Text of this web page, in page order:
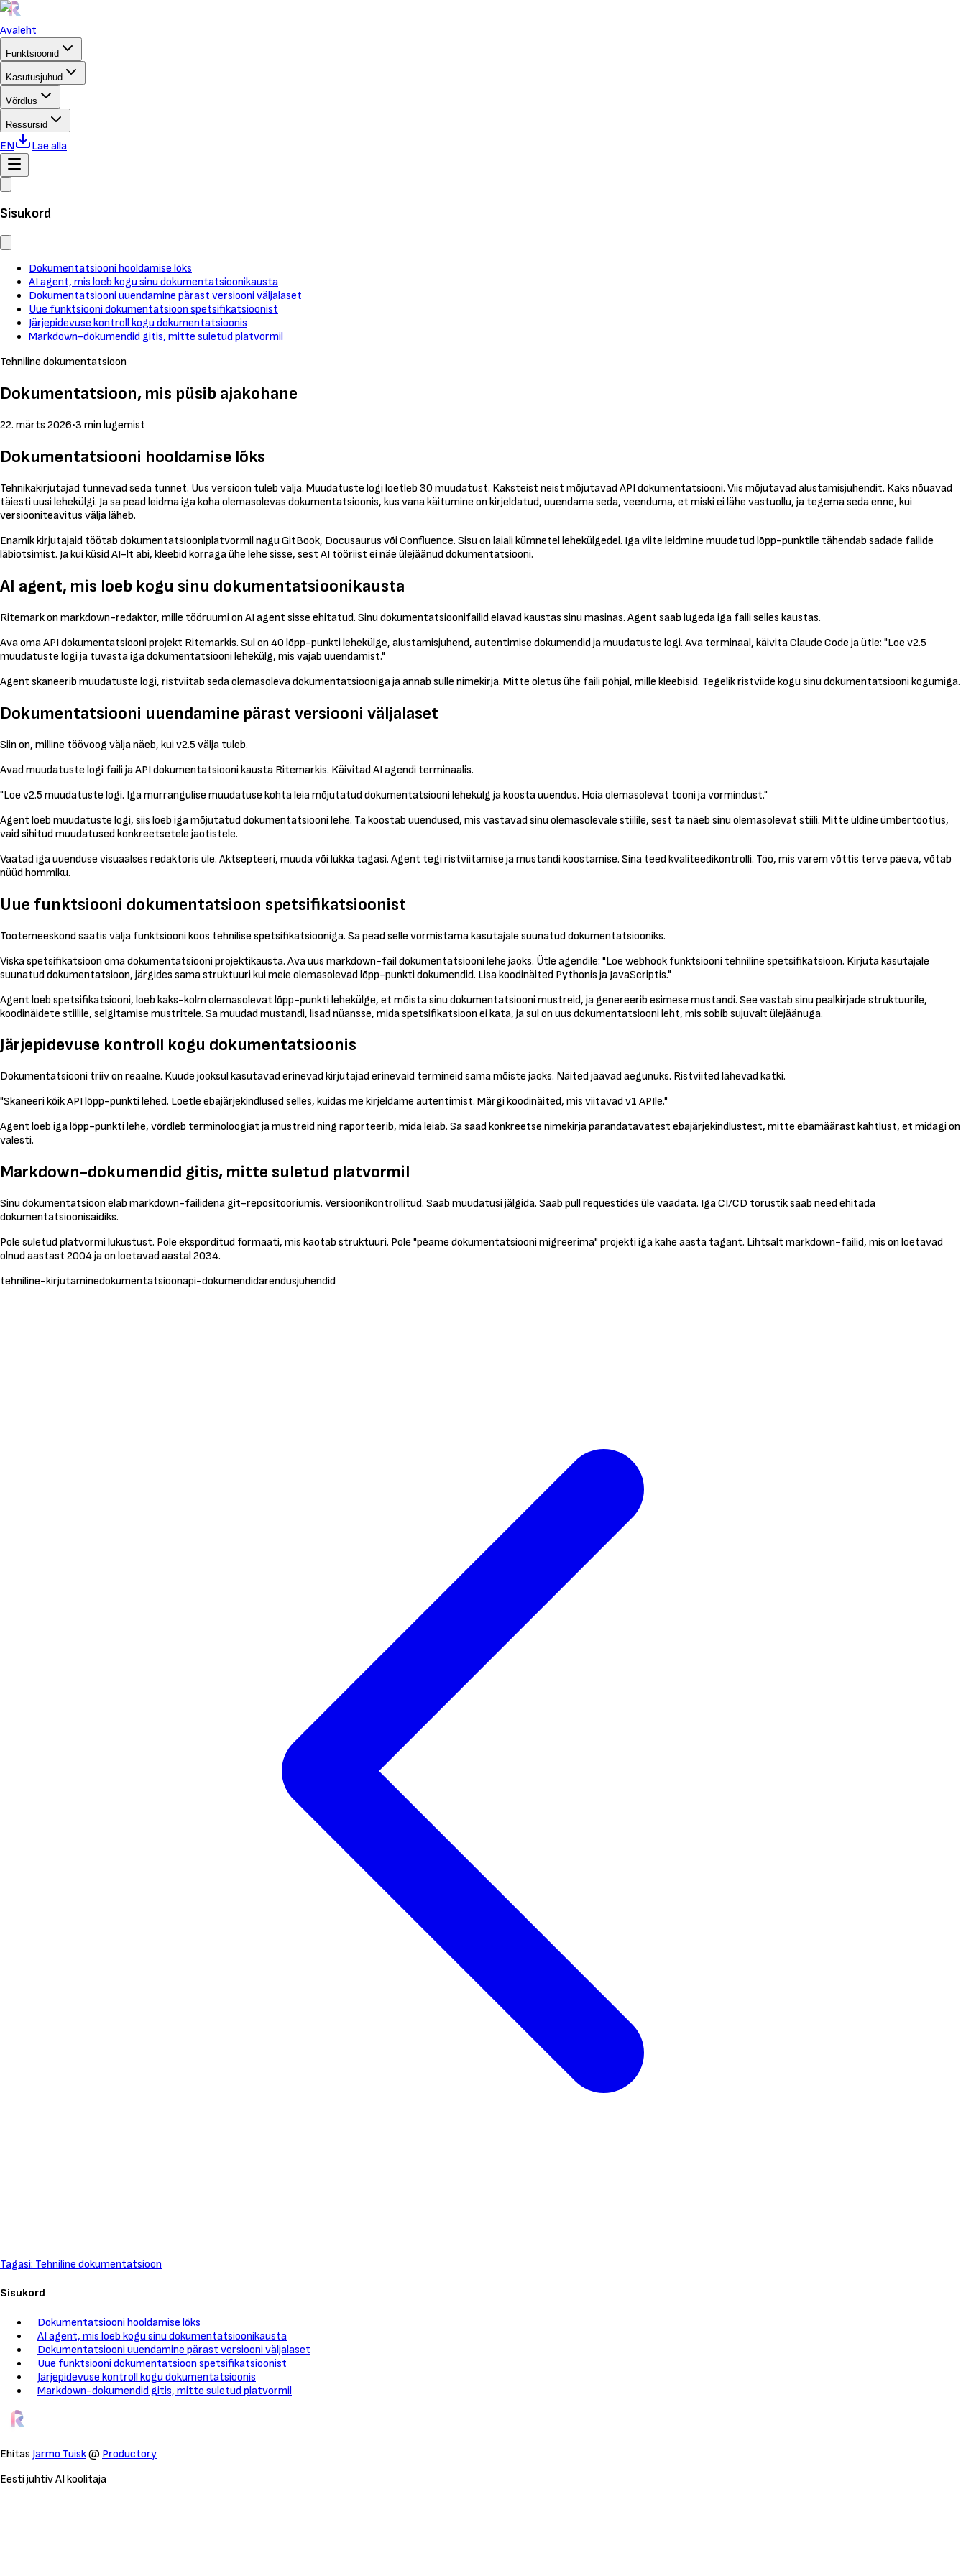
Avaleht
Funktsioonid
Kasutusjuhud
Võrdlus
Ressursid
EN Lae alla
Sisukord
Dokumentatsiooni hooldamise lõks
AI agent, mis loeb kogu sinu dokumentatsioonikausta
Dokumentatsiooni uuendamine pärast versiooni väljalaset
Uue funktsiooni dokumentatsioon spetsifikatsioonist
Järjepidevuse kontroll kogu dokumentatsioonis
Markdown-dokumendid gitis, mitte suletud platvormil
Tehniline dokumentatsioon
Dokumentatsioon, mis püsib ajakohane
22. märts 2026•3 min lugemist
Dokumentatsiooni hooldamise lõks
Tehnikakirjutajad tunnevad seda tunnet. Uus versioon tuleb välja. Muudatuste logi loetleb 30 muudatust. Kaksteist neist mõjutavad API dokumentatsiooni. Viis mõjutavad alustamisjuhendit. Kaks nõuavad
täiesti uusi lehekülgi. Ja sa pead leidma iga koha olemasolevas dokumentatsioonis, kus vana käitumine on kirjeldatud, uuendama seda, veenduma, et miski ei lähe vastuollu, ja tegema seda enne, kui
versiooniteavitus välja läheb.
Enamik kirjutajaid töötab dokumentatsiooniplatvormil nagu GitBook, Docusaurus või Confluence. Sisu on laiali kümnetel lehekülgedel. Iga viite leidmine muudetud lõpp-punktile tähendab sadade failide
läbiotsimist. Ja kui küsid AI-lt abi, kleebid korraga ühe lehe sisse, sest AI tööriist ei näe ülejäänud dokumentatsiooni.
AI agent, mis loeb kogu sinu dokumentatsioonikausta
Ritemark on markdown-redaktor, mille tööruumi on AI agent sisse ehitatud. Sinu dokumentatsioonifailid elavad kaustas sinu masinas. Agent saab lugeda iga faili selles kaustas.
Ava oma API dokumentatsiooni projekt Ritemarkis. Sul on 40 lõpp-punkti lehekülge, alustamisjuhend, autentimise dokumendid ja muudatuste logi. Ava terminaal, käivita Claude Code ja ütle: "Loe v2.5
muudatuste logi ja tuvasta iga dokumentatsiooni lehekülg, mis vajab uuendamist."
Agent skaneerib muudatuste logi, ristviitab seda olemasoleva dokumentatsiooniga ja annab sulle nimekirja. Mitte oletus ühe faili põhjal, mille kleebisid. Tegelik ristviide kogu sinu dokumentatsiooni kogumiga.
Dokumentatsiooni uuendamine pärast versiooni väljalaset
Siin on, milline töövoog välja näeb, kui v2.5 välja tuleb.
Avad muudatuste logi faili ja API dokumentatsiooni kausta Ritemarkis. Käivitad AI agendi terminaalis.
"Loe v2.5 muudatuste logi. Iga murrangulise muudatuse kohta leia mõjutatud dokumentatsiooni lehekülg ja koosta uuendus. Hoia olemasolevat tooni ja vormindust."
Agent loeb muudatuste logi, siis loeb iga mõjutatud dokumentatsiooni lehe. Ta koostab uuendused, mis vastavad sinu olemasolevale stiilile, sest ta näeb sinu olemasolevat stiili. Mitte üldine ümbertöötlus,
vaid sihitud muudatused konkreetsetele jaotistele.
Vaatad iga uuenduse visuaalses redaktoris üle. Aktsepteeri, muuda või lükka tagasi. Agent tegi ristviitamise ja mustandi koostamise. Sina teed kvaliteedikontrolli. Töö, mis varem võttis terve päeva, võtab
nüüd hommiku.
Uue funktsiooni dokumentatsioon spetsifikatsioonist
Tootemeeskond saatis välja funktsiooni koos tehnilise spetsifikatsiooniga. Sa pead selle vormistama kasutajale suunatud dokumentatsiooniks.
Viska spetsifikatsioon oma dokumentatsiooni projektikausta. Ava uus markdown-fail dokumentatsiooni lehe jaoks. Ütle agendile: "Loe webhook funktsiooni tehniline spetsifikatsioon. Kirjuta kasutajale
suunatud dokumentatsioon, järgides sama struktuuri kui meie olemasolevad lõpp-punkti dokumendid. Lisa koodinäited Pythonis ja JavaScriptis."
Agent loeb spetsifikatsiooni, loeb kaks-kolm olemasolevat lõpp-punkti lehekülge, et mõista sinu dokumentatsiooni mustreid, ja genereerib esimese mustandi. See vastab sinu pealkirjade struktuurile,
koodinäidete stiilile, selgitamise mustritele. Sa muudad mustandi, lisad nüansse, mida spetsifikatsioon ei kata, ja sul on uus dokumentatsiooni leht, mis sobib sujuvalt ülejäänuga.
Järjepidevuse kontroll kogu dokumentatsioonis
Dokumentatsiooni triiv on reaalne. Kuude jooksul kasutavad erinevad kirjutajad erinevaid termineid sama mõiste jaoks. Näited jäävad aegunuks. Ristviited lähevad katki.
"Skaneeri kõik API lõpp-punkti lehed. Loetle ebajärjekindlused selles, kuidas me kirjeldame autentimist. Märgi koodinäited, mis viitavad v1 APIle."
Agent loeb iga lõpp-punkti lehe, võrdleb terminoloogiat ja mustreid ning raporteerib, mida leiab. Sa saad konkreetse nimekirja parandatavatest ebajärjekindlustest, mitte ebamäärast kahtlust, et midagi on
valesti.
Markdown-dokumendid gitis, mitte suletud platvormil
Sinu dokumentatsioon elab markdown-failidena git-repositooriumis. Versioonikontrollitud. Saab muudatusi jälgida. Saab pull requestides üle vaadata. Iga CI/CD torustik saab need ehitada
dokumentatsioonisaidiks.
Pole suletud platvormi lukustust. Pole eksporditud formaati, mis kaotab struktuuri. Pole "peame dokumentatsiooni migreerima" projekti iga kahe aasta tagant. Lihtsalt markdown-failid, mis on loetavad
olnud aastast 2004 ja on loetavad aastal 2034.
tehniline-kirjutaminedokumentatsioonapi-dokumendidarendusjuhendid
Tagasi: Tehniline dokumentatsioon
Sisukord
Dokumentatsiooni hooldamise lõks
AI agent, mis loeb kogu sinu dokumentatsioonikausta
Dokumentatsiooni uuendamine pärast versiooni väljalaset
Uue funktsiooni dokumentatsioon spetsifikatsioonist
Järjepidevuse kontroll kogu dokumentatsioonis
Markdown-dokumendid gitis, mitte suletud platvormil
Ehitas Jarmo Tuisk@ Productory
Eesti juhtiv AI koolitaja